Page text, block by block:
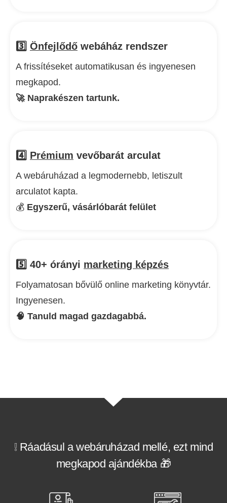
3️⃣ Önfejlődő webáház rendszer
A frissítéseket automatikusan és ingyenesen
megkapod.
🚀 Naprakészen tartunk.
4️⃣ Prémium vevőbarát arculat
A webáruházad a legmodernebb, letiszult
arculatot kapta.
💰 Egyszerű, vásárlóbarát felület
5️⃣ 40+ órányi marketing képzés
Folyamatosan bővülő online marketing könyvtár.
Ingyenesen.
🧠 Tanuld magad gazdagabbá.
❕ Ráadásul a webáruházad mellé, ezt mind
megkapod ajándékba 🎁